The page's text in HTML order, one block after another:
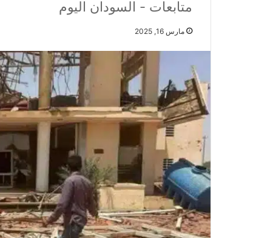
متابعات - السودان اليوم
مارس 16, 2025